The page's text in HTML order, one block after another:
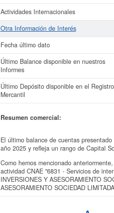
Actividades Internacionales
Otra Información de Interés
Fecha último dato
Último Balance disponible en nuestros
Informes
Último Depósito disponible en el Registro
Mercantil
Resumen comercial:
El último balance de cuentas
año 2025 y refleja un rango de Capital
Como hemos mencionado
actividad CNAE "6831 - Servicios de
INVERSIONES Y ASESORAMIENTO
ASESORAMIENTO SOCIEDAD